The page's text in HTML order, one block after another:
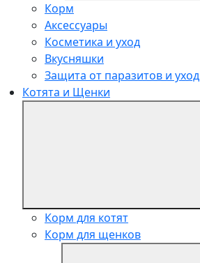
Корм
Аксессуары
Косметика и уход
Вкусняшки
Защита от паразитов и уход
Котята и Щенки
Корм для котят
Корм для щенков